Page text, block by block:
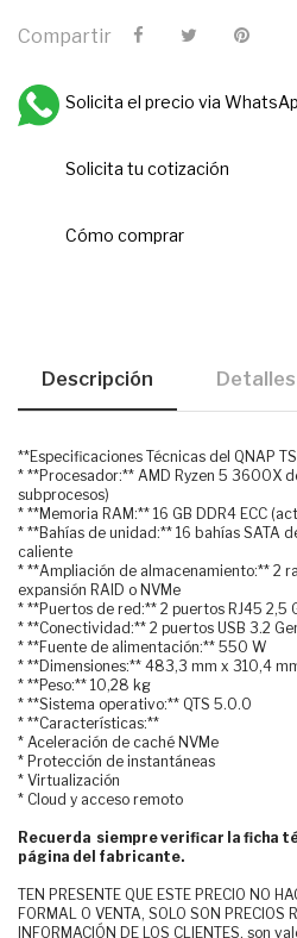
Compartir
Solicita el precio via
Solicita tu cotización
Cómo comprar
Descripción
**Especificaciones Técnicas del QNAP
* **Procesador:** AMD Ryzen 5 3600X
subprocesos)
* **Memoria RAM:** 16 GB DDR4 ECC
* **Bahías de unidad:** 16 bahías SATA
caliente
* **Ampliación de almacenamiento:** 2
expansión RAID o NVMe
* **Puertos de red:** 2 puertos RJ45 2,5
* **Conectividad:** 2 puertos USB 3.2
* **Fuente de alimentación:** 550 W
* **Dimensiones:** 483,3 mm x 310,4
* **Peso:** 10,28 kg
* **Sistema operativo:** QTS 5.0.0
* **Características:**
* Aceleración de caché NVMe
* Protección de instantáneas
* Virtualización
* Cloud y acceso remoto
Recuerda siempre verificar la ficha
página del fabricante.
TEN PRESENTE QUE ESTE PRECIO NO
FORMAL O VENTA, SOLO SON PRECIOS
INFORMACIÓN DE LOS CLIENTES. son